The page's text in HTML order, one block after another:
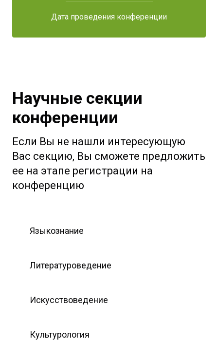
Дата проведения конференции
Научные секции
конференции
Если Вы не нашли интересующую
Вас секцию, Вы сможете предложить
ее на этапе регистрации на
конференцию
Языкознание
Литературоведение
Искусствоведение
Культурология